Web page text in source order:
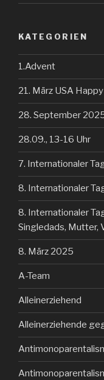
KATEGORIEN
1.Advent
21. März USA
28. September
28.09., 13-16 Uhr
7. Internationaler
8. Internationaler
8. Internationaler
Singledads, Mutter,
8. März 2025
A-Team
Alleinerziehend
Alleinerziehende